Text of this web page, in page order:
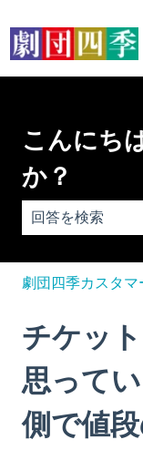
こんにち
か？
劇団四季カスタマ
チケッ
思って
側で値